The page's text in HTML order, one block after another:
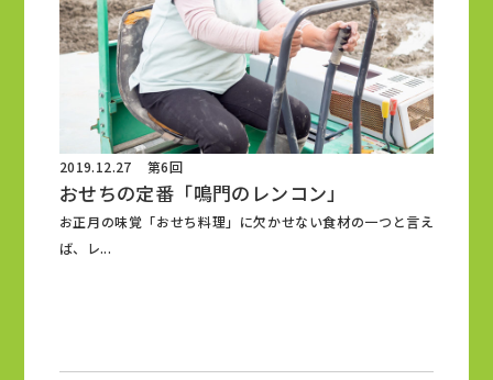
2019.12.27 第6回
おせちの定番「鳴門のレンコン」
お正月の味覚「おせち料理」に欠かせない食材の一つと言え
ば、レ...